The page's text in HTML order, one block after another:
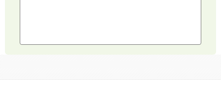
コミュニケーション・話し方